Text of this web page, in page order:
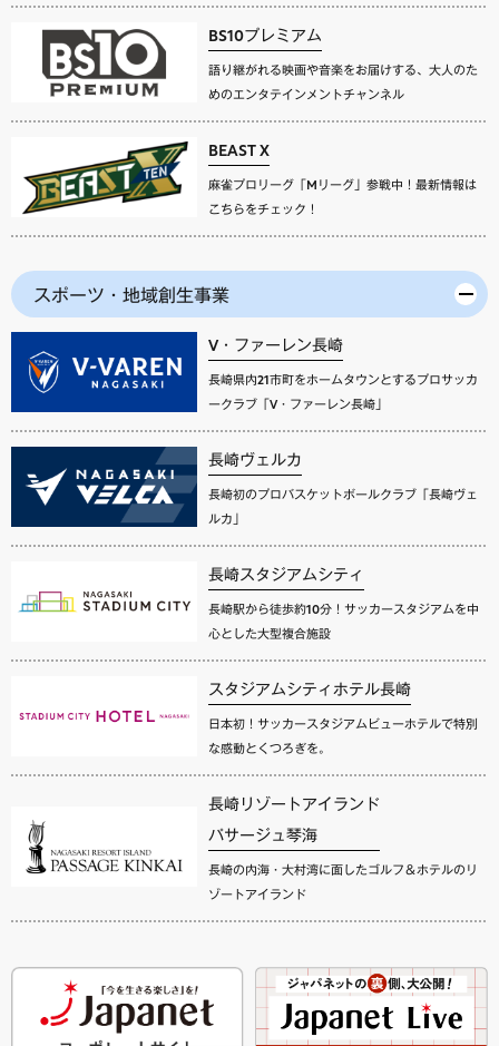
BS10プレミアム
語り継がれる映画や音楽をお届けする、大人のた
めのエンタテインメントチャンネル
BEAST X
麻雀プロリーグ「Mリーグ」参戦中！最新情報は
こちらをチェック！
スポーツ・地域創生事業
V・ファーレン長崎
長崎県内21市町をホームタウンとするプロサッカ
ークラブ「V・ファーレン長崎」
長崎ヴェルカ
長崎初のプロバスケットボールクラブ「長崎ヴェ
ルカ」
長崎スタジアムシティ
長崎駅から徒歩約10分！サッカースタジアムを中
心とした大型複合施設
スタジアムシティホテル長崎
日本初！サッカースタジアムビューホテルで特別
な感動とくつろぎを。
長崎リゾートアイランド
パサージュ琴海
長崎の内海・大村湾に面したゴルフ＆ホテルのリ
ゾートアイランド